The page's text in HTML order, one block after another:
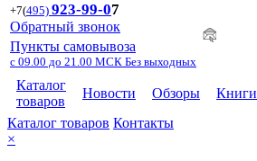
+7(495) 923-99-07
Обратный звонок
Пункты самовывоза
с 09.00 до 21.00 МСК Без выходных
Каталог
товаров
Новости Обзоры Книги
Каталог товаров Контакты
×